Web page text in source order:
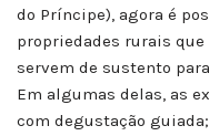
do Príncipe), agora é
propriedades rurais
servem de sustento
Em algumas delas, as
com degustação